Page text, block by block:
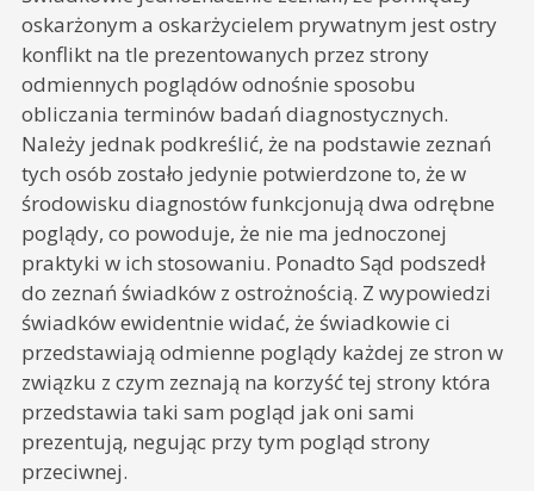
oskarżonym a oskarżycielem prywatnym jest ostry
konflikt na tle prezentowanych przez strony
odmiennych poglądów odnośnie sposobu
obliczania terminów badań diagnostycznych.
Należy jednak podkreślić, że na podstawie zeznań
tych osób zostało jedynie potwierdzone to, że w
środowisku diagnostów funkcjonują dwa odrębne
poglądy, co powoduje, że nie ma jednoczonej
praktyki w ich stosowaniu. Ponadto Sąd podszedł
do zeznań świadków z ostrożnością. Z wypowiedzi
świadków ewidentnie widać, że świadkowie ci
przedstawiają odmienne poglądy każdej ze stron w
związku z czym zeznają na korzyść tej strony która
przedstawia taki sam pogląd jak oni sami
prezentują, negując przy tym pogląd strony
przeciwnej.